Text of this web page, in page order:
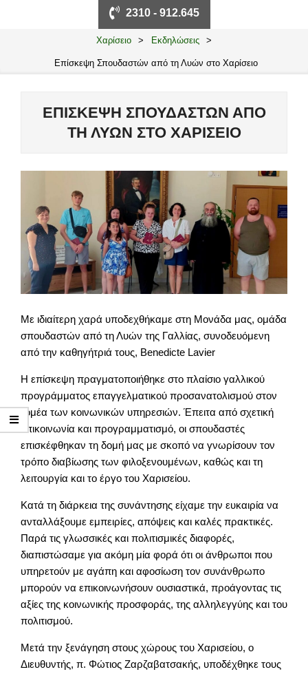
2310 - 912.645
Χαρίσειο > Εκδηλώσεις >
Επίσκεψη Σπουδαστών από τη Λυών στο Χαρίσειο
ΕΠΊΣΚΕΨΗ ΣΠΟΥΔΑΣΤΏΝ ΑΠΌ
ΤΗ ΛΥΏΝ ΣΤΟ ΧΑΡΊΣΕΙΟ
Με ιδιαίτερη χαρά υποδεχθήκαμε στη Μονάδα μας, ομάδα
σπουδαστών από τη Λυών της Γαλλίας, συνοδευόμενη
από την καθηγήτριά τους, Benedicte Lavier
Η επίσκεψη πραγματοποιήθηκε στο πλαίσιο γαλλικού
προγράμματος επαγγελματικού προσανατολισμού στον
τομέα των κοινωνικών υπηρεσιών. Έπειτα από σχετική
επικοινωνία και προγραμματισμό, οι σπουδαστές
επισκέφθηκαν τη δομή μας με σκοπό να γνωρίσουν τον
τρόπο διαβίωσης των φιλοξενουμένων, καθώς και τη
λειτουργία και το έργο του Χαρισείου.
Κατά τη διάρκεια της συνάντησης είχαμε την ευκαιρία να
ανταλλάξουμε εμπειρίες, απόψεις και καλές πρακτικές.
Παρά τις γλωσσικές και πολιτισμικές διαφορές,
διαπιστώσαμε για ακόμη μία φορά ότι οι άνθρωποι που
υπηρετούν με αγάπη και αφοσίωση τον συνάνθρωπο
μπορούν να επικοινωνήσουν ουσιαστικά, προάγοντας τις
αξίες της κοινωνικής προσφοράς, της αλληλεγγύης και του
πολιτισμού.
Μετά την ξενάγηση στους χώρους του Χαρισείου, ο
Διευθυντής, π. Φώτιος Ζαρζαβατσακής, υποδέχθηκε τους